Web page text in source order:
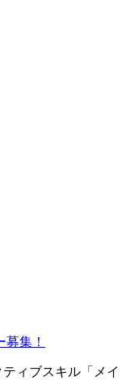
集！
ィブスキル「メイ